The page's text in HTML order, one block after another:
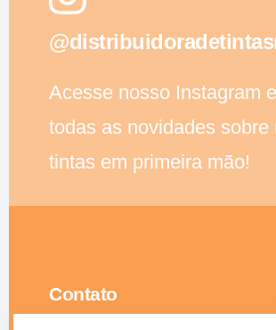
Acesse nosso Instagram
todas as novidades sobre
tintas em primeira mão!
Contato